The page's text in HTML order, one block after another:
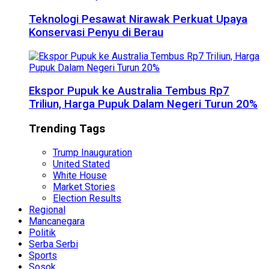
Teknologi Pesawat Nirawak Perkuat Upaya
Konservasi Penyu di Berau
Ekspor Pupuk ke Australia Tembus Rp7
Triliun, Harga Pupuk Dalam Negeri Turun 20%
Trending Tags
Trump Inauguration
United Stated
White House
Market Stories
Election Results
Regional
Mancanegara
Politik
Serba Serbi
Sports